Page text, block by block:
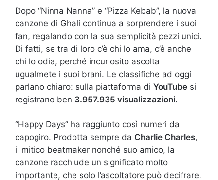
Dopo “Ninna Nanna” e “Pizza Kebab”, la nuova
canzone di Ghali continua a sorprendere i suoi
fan, regalando con la sua semplicità pezzi unici.
Di fatti, se tra di loro c’è chi lo ama, c’è anche
chi lo odia, perché incuriosito ascolta
ugualmete i suoi brani. Le classifiche ad oggi
parlano chiaro: sulla piattaforma di YouTube si
registrano ben 3.957.935 visualizzazioni.
“Happy Days” ha raggiunto così numeri da
capogiro. Prodotta sempre da Charlie Charles,
il mitico beatmaker nonché suo amico, la
canzone racchiude un significato molto
importante, che solo l’ascoltatore può decifrare.